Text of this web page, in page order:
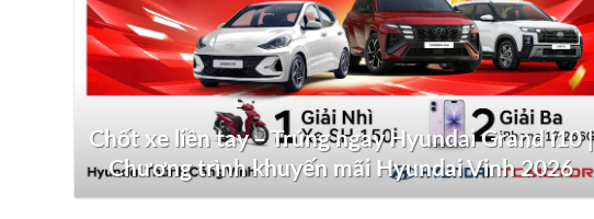
Chốt xe liền tay – Trúng ngay Hyundai Grand i10 |
Chương trình khuyến mãi Hyundai Vinh 2026